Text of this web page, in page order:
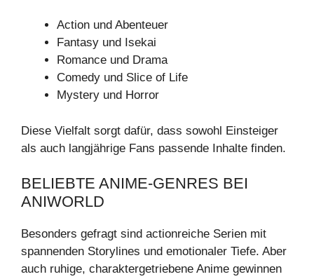
Action und Abenteuer
Fantasy und Isekai
Romance und Drama
Comedy und Slice of Life
Mystery und Horror
Diese Vielfalt sorgt dafür, dass sowohl Einsteiger
als auch langjährige Fans passende Inhalte finden.
BELIEBTE ANIME-GENRES BEI
ANIWORLD
Besonders gefragt sind actionreiche Serien mit
spannenden Storylines und emotionaler Tiefe. Aber
auch ruhige, charaktergetriebene Anime gewinnen